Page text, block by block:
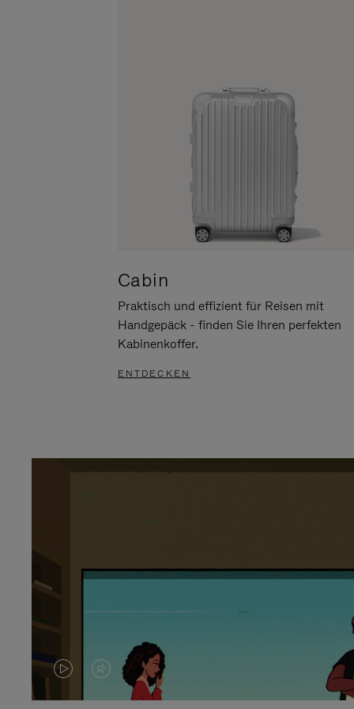
Cabin
Praktisch und effizient für Reisen mit
Handgepäck - finden Sie Ihren perfekten
Kabinenkoffer.
ENTDECKEN
DASVIDEO